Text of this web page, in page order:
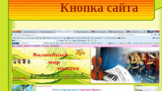
Кнопка сайта